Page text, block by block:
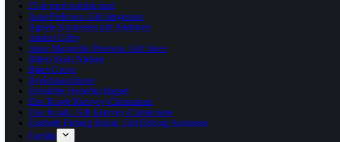
25 år med nordisk mad
Aase Pedersen. Gift Jørgensen
Agnete Kristensen gift Andersen
Anders Udby
Anne Margrethe Petersen. Gift Steen
Bitten Skals Nielsen
Bjørn Grove
Byrådskandidater
Ejerskifte Frederiks Bageri
Else Kragh Kiæryey-Christensen
Else Kragh. Gift Kiæryey-Christensen
Elsebeth Elsborg Bruun. Gift Elsborg Andersen
Familie